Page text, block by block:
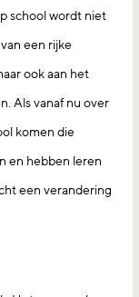
school wordt niet
een rijke
ook aan het
Als vanaf nu over
komen die
en hebben leren
een verandering